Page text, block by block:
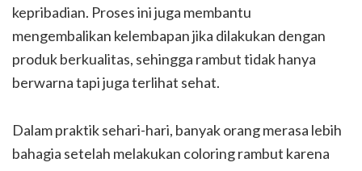
kepribadian. Proses ini juga membantu
mengembalikan kelembapan jika dilakukan dengan
produk berkualitas, sehingga rambut tidak hanya
berwarna tapi juga terlihat sehat.
Dalam praktik sehari-hari, banyak orang merasa lebih
bahagia setelah melakukan coloring rambut karena